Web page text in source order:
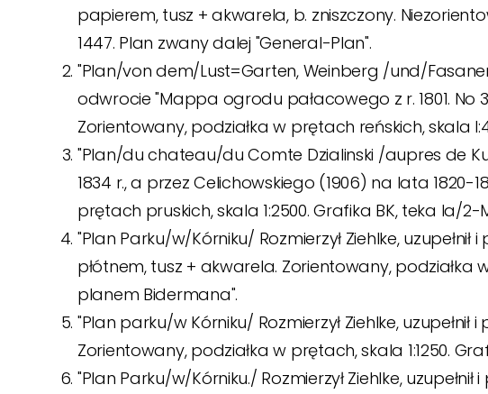
papierem, tusz + akwarela, b. zniszczony.
1447. Plan zwany dalej "General-Plan".
"Plan/von dem/Lust=Garten, Weinberg /und/
odwrocie "Mappa ogrodu pałacowego z r. 1801.
Zorientowany, podziałka w prętach reńskich, skala
"Plan/du chateau/du Comte Dzialinski /aupres de
1834 r., a przez Celichowskiego (1906) na lata
prętach pruskich, skala 1:2500. Grafika BK, teka Ia/
"Plan Parku/w/Kórniku/ Rozmierzył Ziehlke,
płótnem, tusz + akwarela. Zorientowany, podziałka
planem Bidermana".
"Plan parku/w Kórniku/ Rozmierzył Ziehlke,
Zorientowany, podziałka w prętach, skala 1:1250.
"Plan Parku/w/Kórniku./ Rozmierzył Ziehlke,